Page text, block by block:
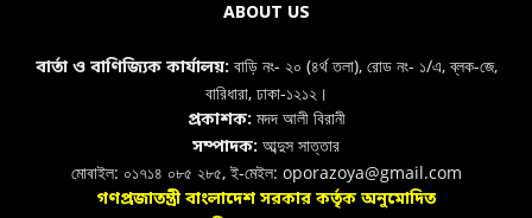
ABOUT US
বার্তা ও বাণিজ্যিক কার্যালয়: বাড়ি নং- ২০ (৪র্থ তলা), রোড নং- ১/এ, ব্লক-জে,
বারিধারা, ঢাকা-১২১২।
প্রকাশক:মদদ আলী বিরানী
সম্পাদক: আব্দুস সাত্তার
মোবাইল: ০১৭১৪ ০৮৫ ২৮৫, ই-মেইল: oporazoya@gmail.com
গণপ্রজাতন্ত্রী বাংলাদেশ সরকার কর্তৃক অনুমোদিত